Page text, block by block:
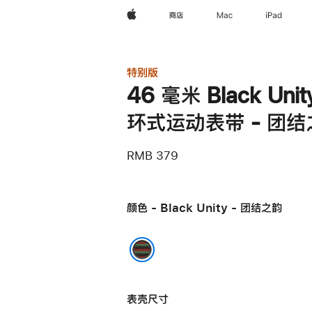
Apple 商店 Mac iPad
特别版
46 毫米 Black
环式运动表带 - 团结
RMB 379
颜色 - Black Unity - 团结之韵
表壳尺寸